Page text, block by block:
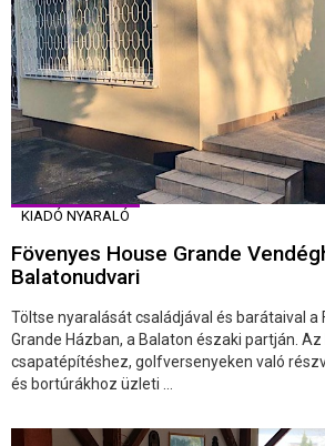
KIADÓ NYARALÓ
Fövenyes House Grande
Balatonudvari
Töltse nyaralását családjával és barátaival a
Grande Házban, a Balaton északi partján.
csapatépítéshez, golfversenyeken való
és bortúrákhoz üzleti ...